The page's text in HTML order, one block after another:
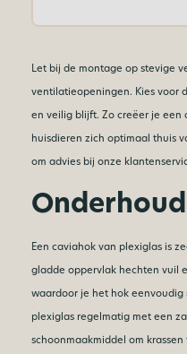
Let bij de montage op stevige
ventilatieopeningen. Kies voor
en veilig blijft. Zo creëer je
huisdieren zich optimaal thuis
om advies bij onze
Onderhoud
Een caviahok van plexiglas is
gladde oppervlak hechten vuil
waardoor je het hok
plexiglas regelmatig met een
schoonmaakmiddel om